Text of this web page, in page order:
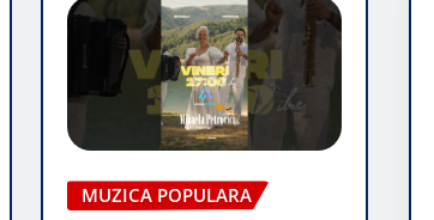
MUZICA POPULARA